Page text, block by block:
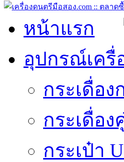
หน้าแรก
อุปกรณ์เครื่
กระเดื่อง
กระเดื่อง
กระเป๋า